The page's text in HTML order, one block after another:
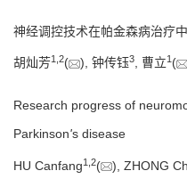
神经调控技术在帕金森病治疗
胡灿芳1 2( ), 钟传钰3, 曹立1 (
Research progress of
Parkinson's disease
HU Canfang1 2( ), ZHONG